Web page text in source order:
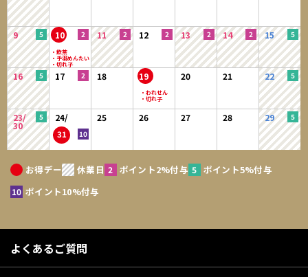
9 10 11 12 13 14 15
16 17 18 19 20 21 22
23/
30
24/
31
25 26 27 28 29
お得デー 休業日 ポイント2%付与
ポイント5%付与
ポイント10%付与
よくあるご質問